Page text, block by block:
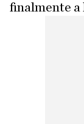
finalmente